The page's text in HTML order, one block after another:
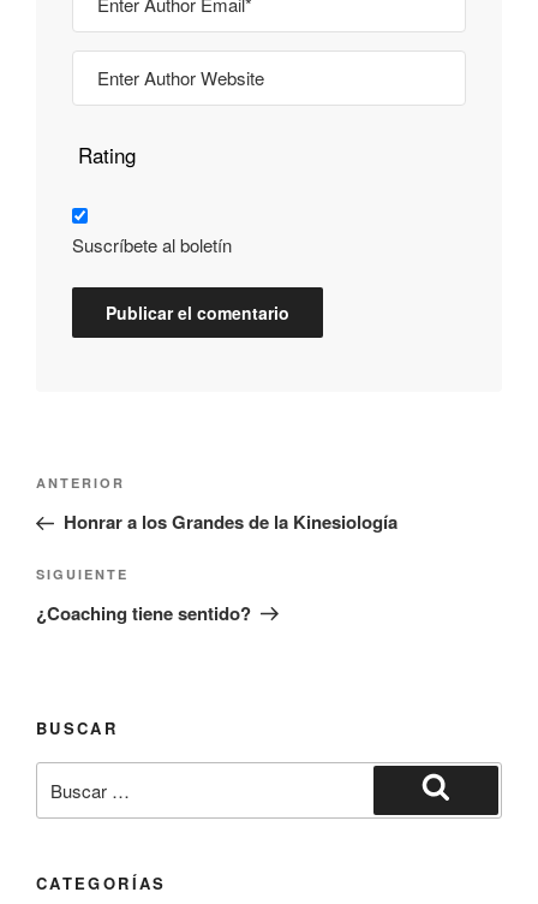
Rating
Suscríbete al boletín
ANTERIOR
Honrar a los Grandes de la Kinesiología
SIGUIENTE
¿Coaching tiene sentido?
BUSCAR
CATEGORÍAS